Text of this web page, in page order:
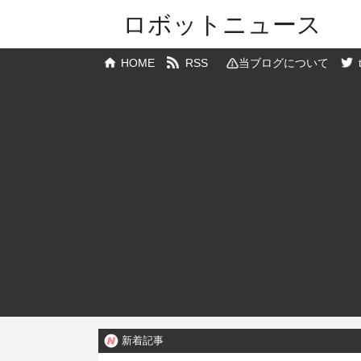
ロボットニュース
HOME RSS 当ブログについて
新着記事